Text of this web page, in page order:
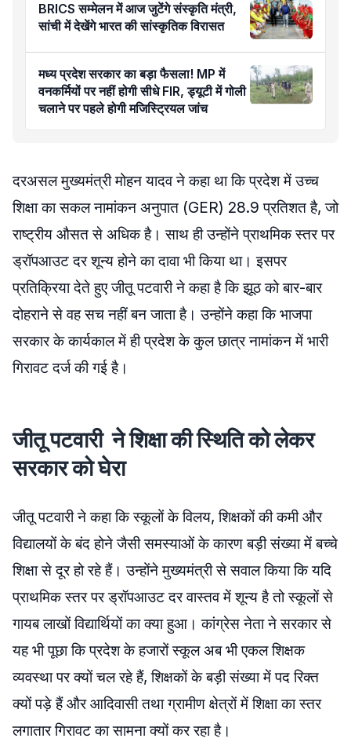
BRICS सम्मेलन में आज जुटेंगे संस्कृति मंत्री,
सांची में देखेंगे भारत की सांस्कृतिक विरासत
मध्य प्रदेश सरकार का बड़ा फैसला! MP में
वनकर्मियों पर नहीं होगी सीधे FIR, ड्यूटी में गोली
चलाने पर पहले होगी मजिस्ट्रियल जांच
दरअसल मुख्यमंत्री मोहन यादव ने कहा था कि प्रदेश में उच्च
शिक्षा का सकल नामांकन अनुपात (GER) 28.9 प्रतिशत है, जो
राष्ट्रीय औसत से अधिक है। साथ ही उन्होंने प्राथमिक स्तर पर
ड्रॉपआउट दर शून्य होने का दावा भी किया था। इसपर
प्रतिक्रिया देते हुए जीतू पटवारी ने कहा है कि झूठ को बार-बार
दोहराने से वह सच नहीं बन जाता है। उन्होंने कहा कि भाजपा
सरकार के कार्यकाल में ही प्रदेश के कुल छात्र नामांकन में भारी
गिरावट दर्ज की गई है।
जीतू पटवारी ने शिक्षा की स्थिति को लेकर
सरकार को घेरा
जीतू पटवारी ने कहा कि स्कूलों के विलय, शिक्षकों की कमी और
विद्यालयों के बंद होने जैसी समस्याओं के कारण बड़ी संख्या में बच्चे
शिक्षा से दूर हो रहे हैं। उन्होंने मुख्यमंत्री से सवाल किया कि यदि
प्राथमिक स्तर पर ड्रॉपआउट दर वास्तव में शून्य है तो स्कूलों से
गायब लाखों विद्यार्थियों का क्या हुआ। कांग्रेस नेता ने सरकार से
यह भी पूछा कि प्रदेश के हजारों स्कूल अब भी एकल शिक्षक
व्यवस्था पर क्यों चल रहे हैं, शिक्षकों के बड़ी संख्या में पद रिक्त
क्यों पड़े हैं और आदिवासी तथा ग्रामीण क्षेत्रों में शिक्षा का स्तर
लगातार गिरावट का सामना क्यों कर रहा है।